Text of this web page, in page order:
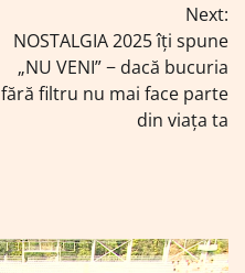
Next:
NOSTALGIA 2025 îți spune
„NU VENI” − dacă bucuria
fără filtru nu mai face parte
din viața ta